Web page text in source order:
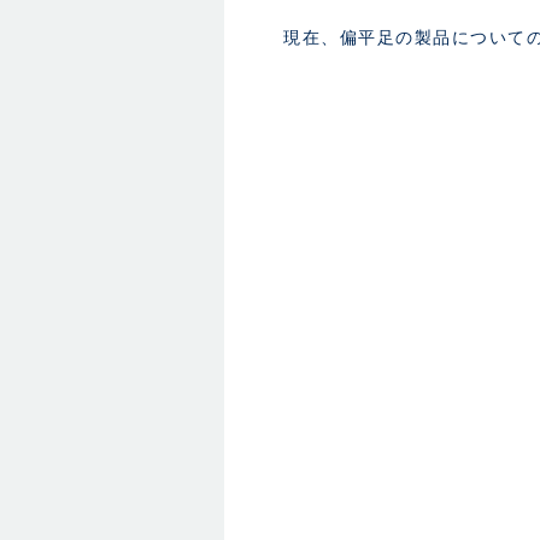
現在、偏平足の製品について